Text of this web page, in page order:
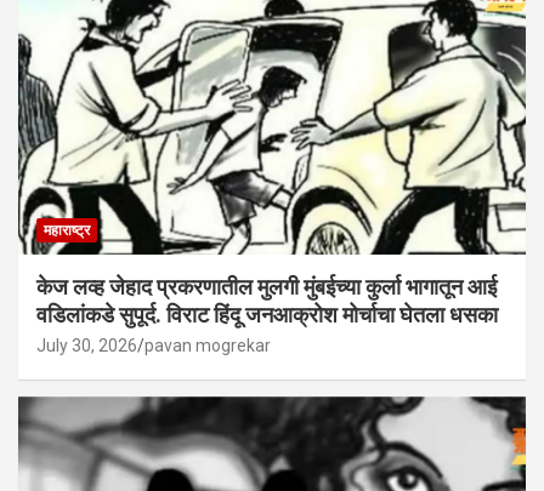
महाराष्ट्र
केज लव्ह जेहाद प्रकरणातील मुलगी मुंबईच्या कुर्ला भागातून आई
वडिलांकडे सुपूर्द. विराट हिंदू जनआक्रोश मोर्चाचा घेतला धसका
July 30, 2026 pavan mogrekar